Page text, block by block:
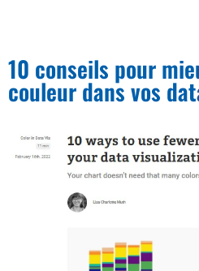
10 conseils pour
couleur dans vos